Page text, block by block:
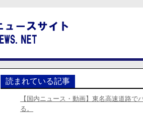
読まれている記事
【国内ニュース・動画】東名高速道路
る。